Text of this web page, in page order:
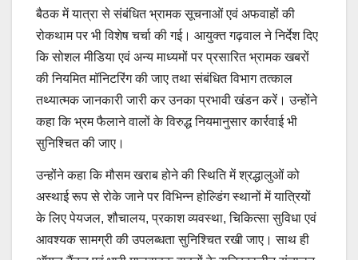
बैठक में यात्रा से संबंधित भ्रामक सूचनाओं एवं अफवाहों की
रोकथाम पर भी विशेष चर्चा की गई। आयुक्त गढ़वाल ने निर्देश दिए
कि सोशल मीडिया एवं अन्य माध्यमों पर प्रसारित भ्रामक खबरों
की नियमित मॉनिटरिंग की जाए तथा संबंधित विभाग तत्काल
तथ्यात्मक जानकारी जारी कर उनका प्रभावी खंडन करें। उन्होंने
कहा कि भ्रम फैलाने वालों के विरुद्ध नियमानुसार कार्रवाई भी
सुनिश्चित की जाए।
उन्होंने कहा कि मौसम खराब होने की स्थिति में श्रद्धालुओं को
अस्थाई रूप से रोके जाने पर विभिन्न होल्डिंग स्थानों में यात्रियों
के लिए पेयजल, शौचालय, प्रकाश व्यवस्था, चिकित्सा सुविधा एवं
आवश्यक सामग्री की उपलब्धता सुनिश्चित रखी जाए। साथ ही